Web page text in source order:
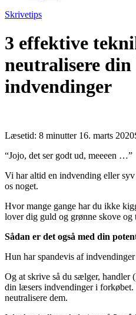
Skrivetips
3 effektive
neutralisere din
indvendinger
Læsetid: 8 minutter 16. marts 2020
“Jojo, det ser godt ud, meeeen …”
Vi har altid en indvending eller
os noget.
Hvor mange gange har du ikke
lover dig guld og grønne skove og
Sådan er det også med din
Hun har spandevis af
Og at skrive så du sælger, handler
din læsers indvendinger i forkøbet.
neutralisere dem.